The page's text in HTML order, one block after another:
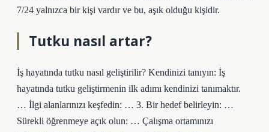
7/24 yalnızca bir kişi vardır ve bu, aşık olduğu kişidir.
Tutku nasıl artar?
İş hayatında tutku nasıl geliştirilir? Kendinizi tanıyın: İş
hayatında tutku geliştirmenin ilk adımı kendinizi tanımaktır.
… İlgi alanlarınızı keşfedin: … 3. Bir hedef belirleyin: …
Sürekli öğrenmeye açık olun: … Çalışma ortamınızı